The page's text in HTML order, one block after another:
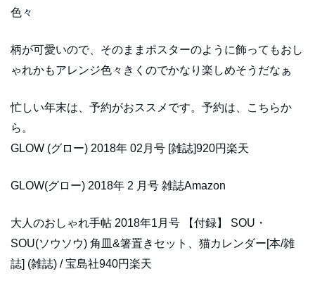
色々
柄が可愛いので、そのままポスターのように飾ってもおし
ゃれかもアレンジ色々きくのでかなり楽しめそうだなぁ
忙しい年末は、予約がおススメです。予約は、こちらか
ら。
GLOW (グロー) 2018年 02月号 [雑誌]920円楽天
GLOW(グロー) 2018年 2 月号 雑誌Amazon
大人のおしゃれ手帖 2018年1月号 【付録】 SOU・
SOU(ソウソウ) 角皿&箸置きセット、猫カレンダー[本/雑
誌] (雑誌) / 宝島社940円楽天